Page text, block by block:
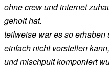
ohne crew und internet
geholt hat.
teilweise war es so
einfach nicht vorstellen
und mischpult komponiert